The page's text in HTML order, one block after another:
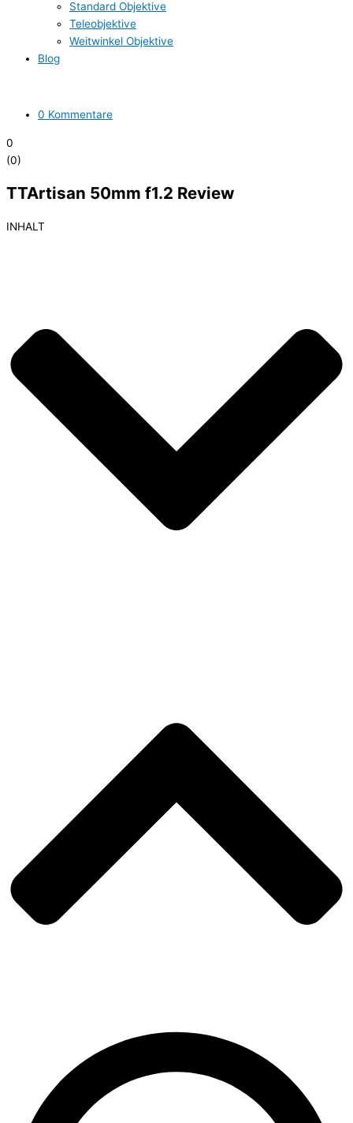
Standard Objektive
Teleobjektive
Weitwinkel Objektive
Blog
0 Kommentare
0
(0)
TTArtisan 50mm f1.2 Review
INHALT